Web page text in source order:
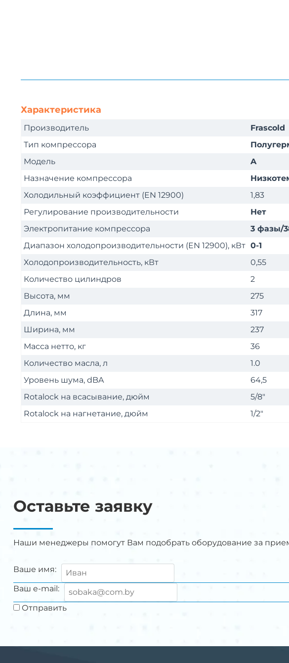
Характеристика
Производитель
Frascold
Тип компрессора
Модель
A
Назначение компрессора
Холодильный коэффициент (EN 12900)
1,83
Регулирование производительности
Нет
Электропитание компрессора
3 фазы/
Диапазон холодопроизводительности (EN 12900), кВт 0-1
Холодопроизводительность, кВт
0,55
Количество цилиндров
2
Высота, мм
275
Длина, мм
317
Ширина, мм
237
Масса нетто, кг
36
Количество масла, л
1.0
Уровень шума, dBA
64,5
Rotalock на всасывание, дюйм
5/8"
Rotalock на нагнетание, дюйм
1/2"
Оставьте заявку
Наши менеджеры помогут Вам подобрать оборудование за
Ваше имя:
Ваш e-mail:
Отправить